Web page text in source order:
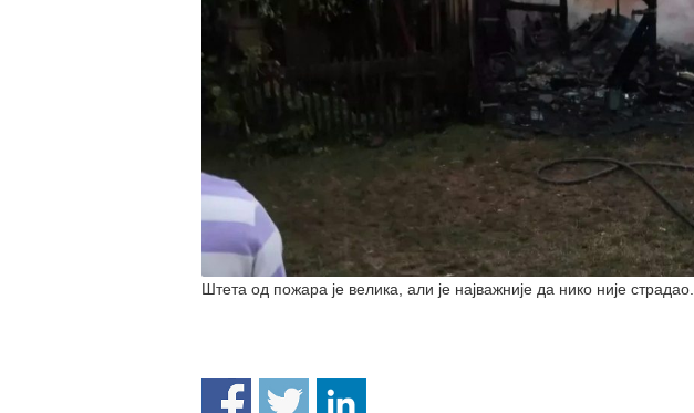
Штета од пожара је велика, али је најважније да нико није страдао.